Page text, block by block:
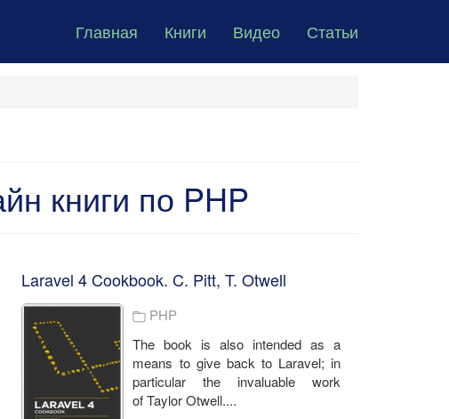
Главная Книги Видео Статьи
книги по PHP
Laravel 4 Cookbook. C. Pitt, T. Otwell
PHP
The book is also intended as a
means to give back to Laravel; in
particular the invaluable work
of Taylor Otwell....